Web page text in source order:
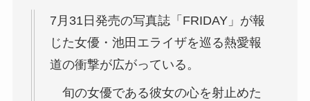
7月31日発売の写真誌「FRIDAY」が報
じた女優・池田エライザを巡る熱愛報
道の衝撃が広がっている。
旬の女優である彼女の心を射止めた